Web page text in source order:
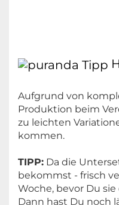
Aufgrund von
Produktion beim
zu leichten
kommen.
TIPP: Da die
bekommst - frisch
Woche, bevor Du
Dann hast Du noch